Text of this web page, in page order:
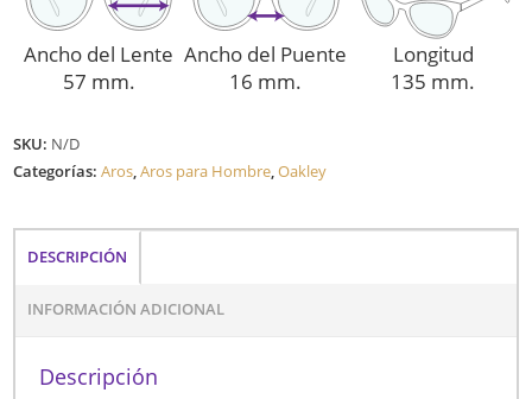
Ancho del Lente
57 mm.
Ancho del Puente
16 mm.
Longitud
135 mm.
SKU: N/D
Categorías:Aros,Aros para Hombre,Oakley
DESCRIPCIÓN
INFORMACIÓN ADICIONAL
Descripción